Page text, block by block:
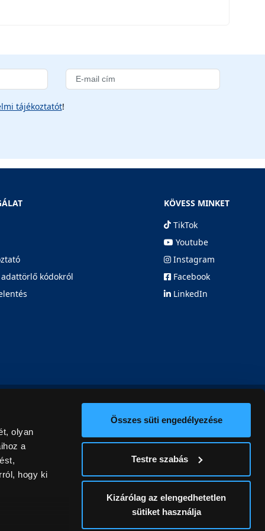
olyan
a
hogy ki
Összes süti engedélyezése
Testre szabás
Kizárólag az elengedhetetlen
sütiket használja
tájékoztatót!
kódokról
KÖVESS MINKET
TikTok
Youtube
Instagram
Facebook
LinkedIn